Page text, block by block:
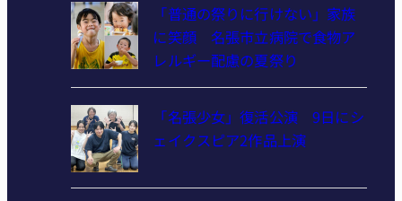
「普通の祭りに行けない」家族
に笑顔 名張市立病院で食物ア
レルギー配慮の夏祭り
「名張少女」復活公演 9日にシ
ェイクスピア2作品上演